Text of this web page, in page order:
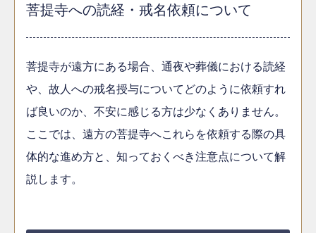
菩提寺への読経・戒名依頼について
菩提寺が遠方にある場合、通夜や葬儀における読経
や、故人への戒名授与についてどのように依頼すれ
ば良いのか、不安に感じる方は少なくありません。
ここでは、遠方の菩提寺へこれらを依頼する際の具
体的な進め方と、知っておくべき注意点について解
説します。